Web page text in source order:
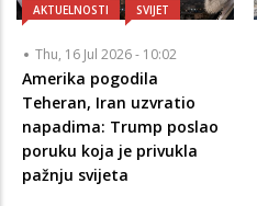
AKTUELNOSTI SVIJET
Thu, 16 Jul 2026 - 10:02
Amerika pogodila
Teheran, Iran uzvratio
napadima: Trump poslao
poruku koja je privukla
pažnju svijeta